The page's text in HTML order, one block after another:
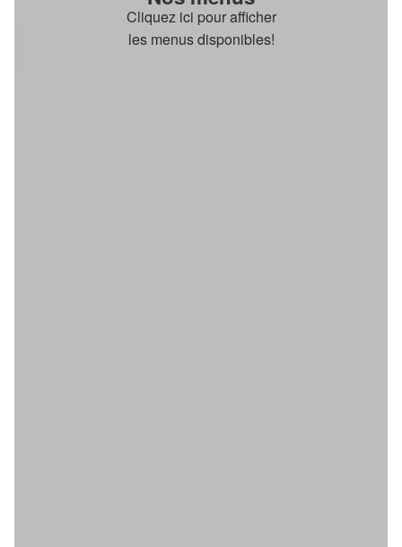
Cliquez ici pour afficher
les menus disponibles!